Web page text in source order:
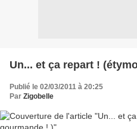
Un... et ça repart !
Publié le 02/03/2011 à 20:25
Par Zigobelle